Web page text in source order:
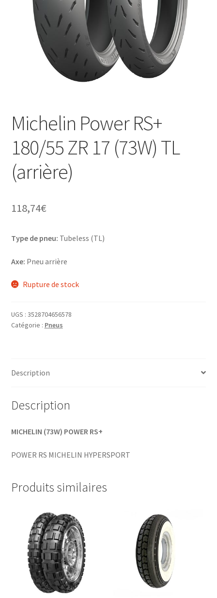
Michelin Power RS+
180/55 ZR 17 (73W) TL
(arrière)
118,74€
Type de pneu: Tubeless (TL)
Axe: Pneu arrière
Rupture de stock
UGS : 3528704656578
Catégorie : Pneus
Description
Description
MICHELIN (73W) POWER RS+
POWER RS MICHELIN HYPERSPORT
Produits similaires